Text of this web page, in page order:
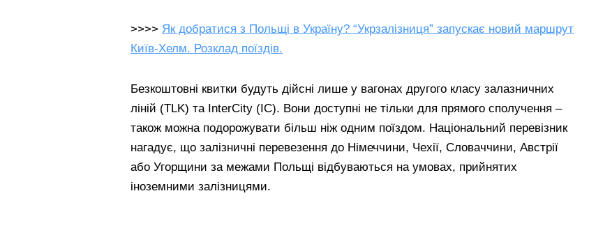
>>>> Як добратися з Польщі в Україну? “Укрзалізниця” запускає новий маршрут
Київ-Хелм. Розклад поїздів.
Безкоштовні квитки будуть дійсні лише у вагонах другого класу залазничних
ліній (TLK) та InterCity (IC). Вони доступні не тільки для прямого сполучення –
також можна подорожувати більш ніж одним поїздом. Національний перевізник
нагадує, що залізничні перевезення до Німеччини, Чехії, Словаччини, Австрії
або Угорщини за межами Польщі відбуваються на умовах, прийнятих
іноземними залізницями.